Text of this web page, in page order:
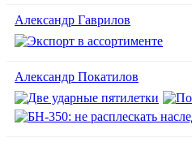
Александр Гаврилов
Александр Покатилов